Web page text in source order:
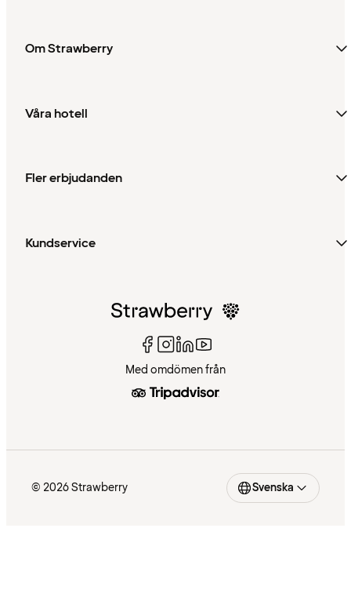
Om Strawberry
Våra hotell
Fler erbjudanden
Kundservice
Med omdömen från
© 2026 Strawberry Svenska